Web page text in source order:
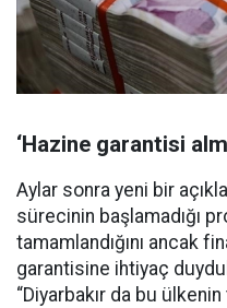
‘Hazine garantisi
Aylar sonra yeni bir
sürecinin başlamadığı
tamamlandığını ancak
garantisine ihtiyaç
“Diyarbakır da bu